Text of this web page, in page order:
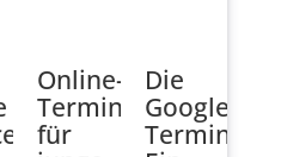
Online-
Terminbuchung
für
Die
Google